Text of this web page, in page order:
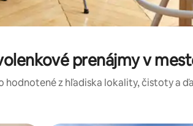
prenájmy v
hodnotené z hľadiska lokality, čistoty a